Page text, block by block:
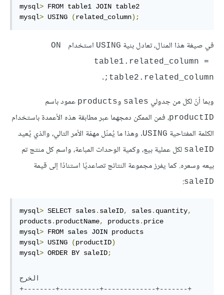
mysql> FROM table1 JOIN table2
mysql> USING (related_column);
في صيغة هذا المثال، تعادل بنية USING استخدام
ON
table1.related_column =
table2.related_column;
.
وبما أنّ لكل من جدولي sales وproducts عمود باسم
productID، فمن الممكن دمجهما عبر مطابقة هذه الأعمدة باستخدام
الكلمة المفتاحية USING. وهذا ما يُمثّل مهمّة الأمر التالي، والذي يُعيد
saleID لكل عملية بيع، وكمية الوحدات المباعة، واسم كل منتج تم
بيعه وسعره. كما يفرز مجموعة النتائج تصاعديًا استنادًا إلى قيمة
saleID
:
mysql> SELECT sales. saleID, sales. quantity,
products. productName, products. price
mysql> FROM sales JOIN products
mysql> USING (productID)
mysql> ORDER BY saleID;
الخرج
+--------+----------+-------------+-------+